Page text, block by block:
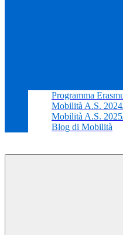
Programma
Mobilità A.S.
Mobilità A.S.
Blog di Mobilità